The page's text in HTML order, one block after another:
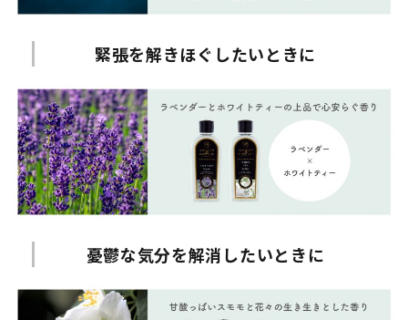
緊張を解きほぐしたいときに
憂鬱な気分を解消したいときに